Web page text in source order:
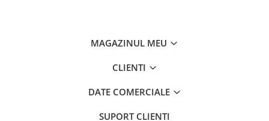
MAGAZINUL MEU
CLIENTI
DATE COMERCIALE
SUPORT CLIENTI